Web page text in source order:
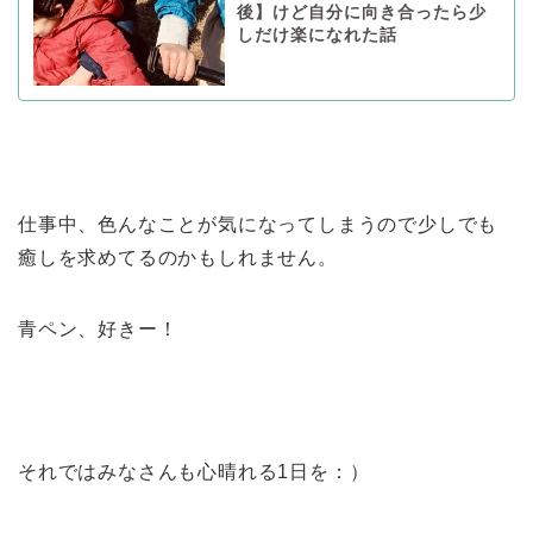
後】けど自分に向き合ったら少
しだけ楽になれた話
仕事中、色んなことが気になってしまうので少しでも
癒しを求めてるのかもしれません。
青ペン、好きー！
それではみなさんも心晴れる1日を：）